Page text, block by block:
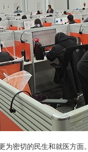
为密切的民生和就医方面。